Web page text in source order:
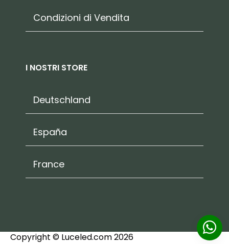
Condizioni di Vendita
I NOSTRI STORE
Deutschland
España
France
Copyright © Luceled.com 2026